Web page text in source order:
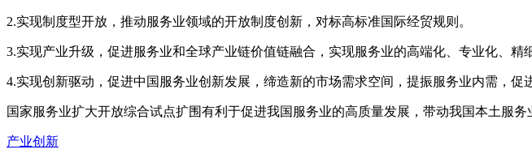
2.实现制度型开放，推动服务业领域的开放制度创新，对标高标准国际经贸规则。
3.实现产业升级，促进服务业和全球产业链价值链融合，实现服务业的高端化、专业化、精
4.实现创新驱动，促进中国服务业创新发展，缔造新的市场需求空间，提振服务业内需，促
国家服务业扩大开放综合试点扩围有利于促进我国服务业的高质量发展，带动我国本土服
产业创新